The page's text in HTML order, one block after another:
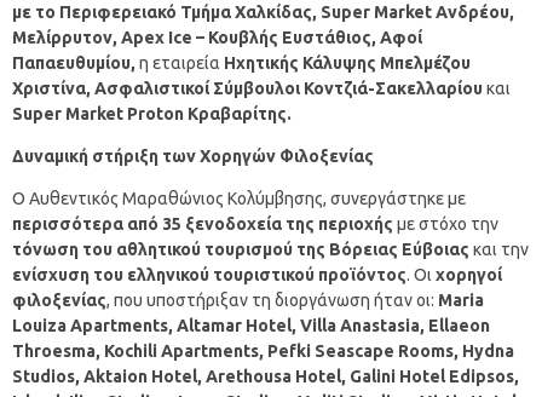
με το Περιφερειακό Τμήμα Χαλκίδας, Super MarketΑνδρέου,
Μελίρρυτον, Apex Ice – Κουβλής Ευστάθιος, Αφοί
Παπαευθυμίου, η εταιρεία Ηχητικής Κάλυψης Μπελμέζου
Χριστίνα, Ασφαλιστικοί Σύμβουλοι Κοντζιά-Σακελλαρίου και
Super Market Proton Κραβαρίτης.
Δυναμική στήριξη των Χορηγών Φιλοξενίας
Ο Αυθεντικός Μαραθώνιος Κολύμβησης, συνεργάστηκε με
περισσότερα από 35 ξενοδοχεία της περιοχής με στόχο την
τόνωση του αθλητικού τουρισμού της Βόρειας Εύβοιας και την
ενίσχυση του ελληνικού τουριστικού προϊόντος. Οι χορηγοί
φιλοξενίας, που υποστήριξαν τη διοργάνωση ήταν οι: Maria
Louiza Apartments, Altamar Hotel, Villa Anastasia, Ellaeon
Throesma, Kochili Apartments, Pefki Seascape Rooms, Hydna
Studios, Aktaion Hotel, Arethousa Hotel, Galini Hotel Edipsos,